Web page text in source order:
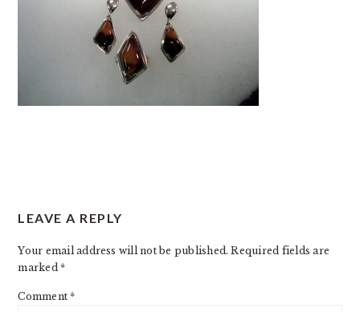
INTERACTIONS
LEAVE A REPLY
Your email address will not be published. Required fields are
marked*
Comment*